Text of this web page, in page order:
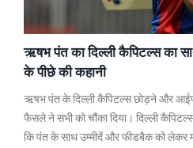
ऋषभ पंत का दिल्ली कैपिटल्स का
के पीछे की कहानी
ऋषभ पंत के दिल्ली कैपिटल्स छोड़ने और
फैसले ने सभी को चौंका दिया। दिल्ली
कि पंत के साथ उम्मीदें और फीडबैक को लेकर